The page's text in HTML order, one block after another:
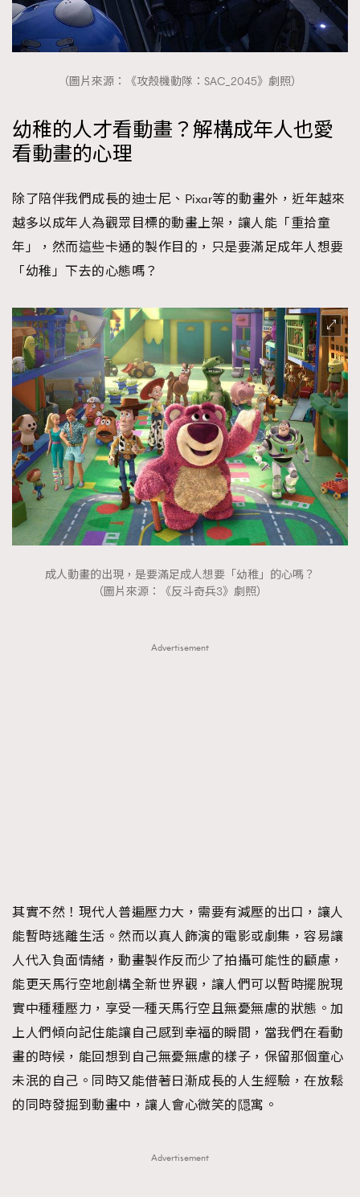
（圖片來源：《攻殼機動隊：SAC_2045》劇照）
幼稚的人才看動畫？解構成年人也愛
看動畫的心理
除了陪伴我們成長的迪士尼、Pixar等的動畫外，近年越來
越多以成年人為觀眾目標的動畫上架，讓人能「重拾童
年」，然而這些卡通的製作目的，只是要滿足成年人想要
「幼稚」下去的心態嗎？
成人動畫的出現，是要滿足成人想要「幼稚」的心嗎？
（圖片來源：《反斗奇兵3》劇照）
Advertisement
其實不然！現代人普遍壓力大，需要有減壓的出口，讓人
能暫時逃離生活。然而以真人飾演的電影或劇集，容易讓
人代入負面情緒，動畫製作反而少了拍攝可能性的顧慮，
能更天馬行空地創構全新世界觀，讓人們可以暫時擺脫現
實中種種壓力，享受一種天馬行空且無憂無慮的狀態。加
上人們傾向記住能讓自己感到幸福的瞬間，當我們在看動
畫的時候，能回想到自己無憂無慮的樣子，保留那個童心
未泯的自己。同時又能借著日漸成長的人生經驗，在放鬆
的同時發掘到動畫中，讓人會心微笑的隠寓。
Advertisement